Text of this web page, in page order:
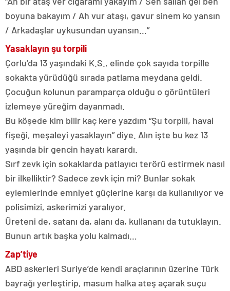
boyuna bakayım / Ah vur ataşı, gavur sinem ko yansın
/ Arkadaşlar uykusundan uyansın…”
Yasaklayın şu torpili
Çorlu’da 13 yaşındaki K.S., elinde çok sayıda torpille
sokakta yürüdüğü sırada patlama meydana geldi.
Çocuğun kolunun paramparça olduğu o görüntüleri
izlemeye yüreğim dayanmadı.
Bu köşede kim bilir kaç kere yazdım “Şu torpili, havai
fişeği, meşaleyi yasaklayın” diye. Alın işte bu kez 13
yaşında bir gencin hayatı karardı.
Sırf zevk için sokaklarda patlayıcı terörü estirmek nasıl
bir ilkelliktir? Sadece zevk için mi? Bunlar sokak
eylemlerinde emniyet güçlerine karşı da kullanılıyor ve
polisimizi, askerimizi yaralıyor.
Üreteni de, satanı da, alanı da, kullananı da tutuklayın.
Bunun artık başka yolu kalmadı…
Zap’tiye
ABD askerleri Suriye’de kendi araçlarının üzerine Türk
bayrağı yerleştirip, masum halka ateş açarak suçu